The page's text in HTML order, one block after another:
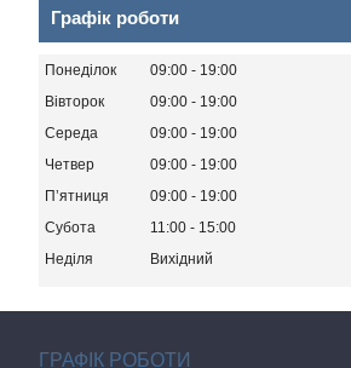
Графік роботи
Понеділок 09:00
19:00
Вівторок
09:00
19:00
Середа
09:00
19:00
Четвер
09:00
19:00
Пʼятниця
09:00
19:00
Субота
11:00
15:00
Неділя
Вихідний
ГРАФІК РОБОТИ